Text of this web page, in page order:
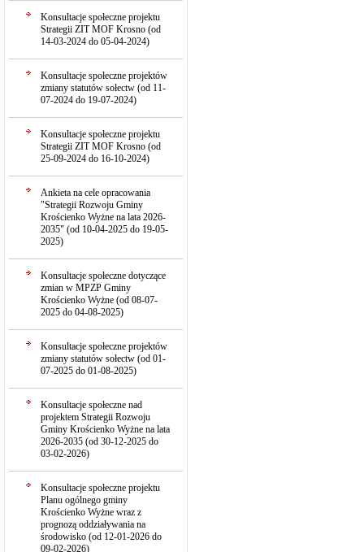
Konsultacje społeczne projektu
Strategii ZIT MOF Krosno (od
14-03-2024 do 05-04-2024)
Konsultacje społeczne projektów
zmiany statutów sołectw (od 11-
07-2024 do 19-07-2024)
Konsultacje społeczne projektu
Strategii ZIT MOF Krosno (od
25-09-2024 do 16-10-2024)
Ankieta na cele opracowania
"Strategii Rozwoju Gminy
Krościenko Wyżne na lata 2026-
2035" (od 10-04-2025 do 19-05-
2025)
Konsultacje społeczne dotyczące
zmian w MPZP Gminy
Krościenko Wyżne (od 08-07-
2025 do 04-08-2025)
Konsultacje społeczne projektów
zmiany statutów sołectw (od 01-
07-2025 do 01-08-2025)
Konsultacje społeczne nad
projektem Strategii Rozwoju
Gminy Krościenko Wyżne na lata
2026-2035 (od 30-12-2025 do
03-02-2026)
Konsultacje społeczne projektu
Planu ogólnego gminy
Krościenko Wyżne wraz z
prognozą oddziaływania na
środowisko (od 12-01-2026 do
09-02-2026)